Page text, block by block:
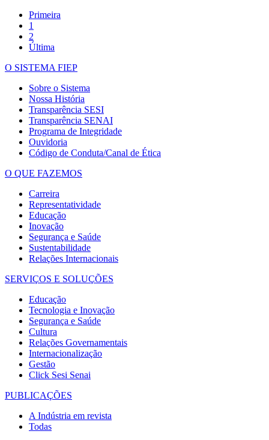
Primeira
1
2
Última
O SISTEMA FIEP
Sobre o Sistema
Nossa História
Transparência SESI
Transparência SENAI
Programa de Integridade
Ouvidoria
Código de Conduta/Canal de Ética
O QUE FAZEMOS
Carreira
Representatividade
Educação
Inovação
Segurança e Saúde
Sustentabilidade
Relações Internacionais
SERVIÇOS E SOLUÇÕES
Educação
Tecnologia e Inovação
Segurança e Saúde
Cultura
Relações Governamentais
Internacionalização
Gestão
Click Sesi Senai
PUBLICAÇÕES
A Indústria em revista
Todas